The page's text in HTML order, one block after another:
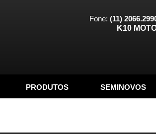
Fone: (11)
K10
PRODUTOS SEMINOVOS